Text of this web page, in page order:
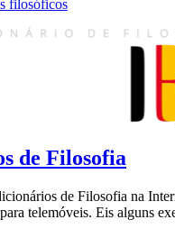
filosóficos
de Filosofia
de Filosofia na
telemóveis. Eis alguns